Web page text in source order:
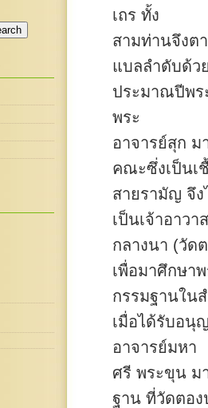
เถร ทั้ง
สามท่านจึงต
แบลลำดับด้ว
ประมาณปีพร
พระ
อาจารย์สุก
คณะซึ่งเป็นเ
สายรามัญ จึ
เป็นเจ้าอาวา
กลางนา (วัด
เพื่อมาศึกษา
กรรมฐานใน
เมื่อได้รับอนุ
อาจารย์มหา
ศรี พระขุน ม
ฐาน ที่วัดตอง